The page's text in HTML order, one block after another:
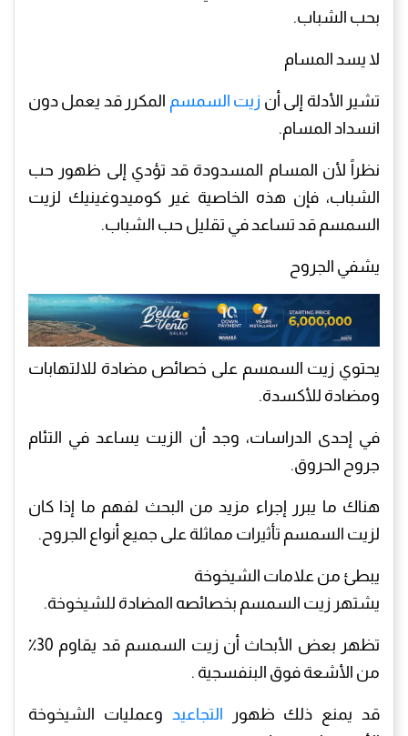
بحب الشباب.
لا يسد المسام
تشير الأدلة إلى أن زيت السمسم المكرر قد يعمل دون
انسداد المسام.
نظراً لأن المسام المسدودة قد تؤدي إلى ظهور حب
الشباب، فإن هذه الخاصية غير كوميدوغينيك لزيت
السمسم قد تساعد في تقليل حب الشباب.
يشفي الجروح
يحتوي زيت السمسم على خصائص مضادة للالتهابات
ومضادة للأكسدة.
في إحدى الدراسات، وجد أن الزيت يساعد في التئام
جروح الحروق.
هناك ما يبرر إجراء مزيد من البحث لفهم ما إذا كان
لزيت السمسم تأثيرات مماثلة على جميع أنواع الجروح.
يبطئ من علامات الشيخوخة
يشتهر زيت السمسم بخصائصه المضادة للشيخوخة.
تظهر بعض الأبحاث أن زيت السمسم قد يقاوم 30٪
من الأشعة فوق البنفسجية .
قد يمنع ذلك ظهور التجاعيد وعمليات الشيخوخة